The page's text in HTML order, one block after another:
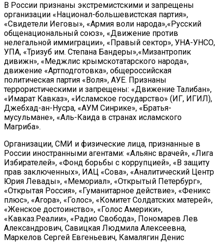
В России признаны экстремистскими и запрещены
организации «Национал-большевистская партия»,
«Свидетели Иеговы», «Армия воли народа»,«Русский
общенациональный союз», «Движение против
нелегальной иммиграции», «Правый сектор», УНА-УНСО,
УПА, «Тризуб им. Степана Бандеры»,«Мизантропик
дивижн», «Меджлис крымскотатарского народа»,
движение «Артподготовка», общероссийская
политическая партия «Воля», АУЕ. Признаны
террористическими и запрещены: «Движение Талибан»,
«Имарат Кавказ», «Исламское государство» (ИГ, ИГИЛ),
Джебхад-ан-Нусра, «АУМ Синрике», «Братья-
мусульмане», «Аль-Каида в странах исламского
Магриба».
Организации, СМИ и физические лица, признанные в
России иностранными агентами: «Альянс врачей», «Лига
Избирателей», «Фонд борьбы с коррупцией», «В защиту
прав заключенных», ИАЦ «Сова», «Аналитический Центр
Юрия Левады», «Мемориал», «Открытый Петербург»,
«Открытая Россия», «Гуманитарное действие», «Феникс
плюс», «Агора», «Голос», «Комитет Солдатских матерей»,
«Женское достоинство», «Голос Америки»,
«Кавказ.Реалии», «Радио Свобода», Пономарев Лев
Александрович, Савицкая Людмила Алексеевна,
Маркелов Сергей Евгеньевич, Камалягин Денис